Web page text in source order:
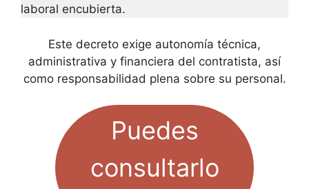
laboral encubierta.
Este decreto exige autonomía técnica,
administrativa y financiera del contratista, así
como responsabilidad plena sobre su personal.
Puedes
consultarlo